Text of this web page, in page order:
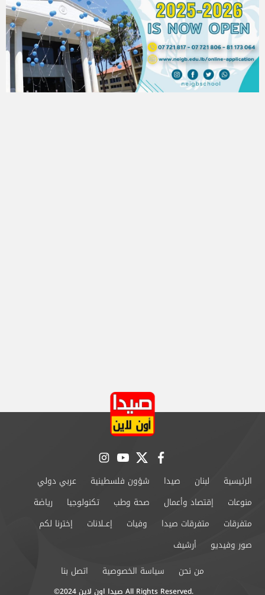
facebook
twitter
youtube
instagram
الرئيسية لبنان صيدا شؤون فلسطينية
عربي دولي
منوعات
إقتصاد وأعمال صحة وطب تكنولوجيا
رياضة
متفرقات
متفرقات صيدا وفيات إعــلانات
إخترنا لكم
صور وفيديو
أرشيف
من نحن
سياسة الخصوصية اتصل بنا
©2024 صيدا اون لاين All Rights Reserved.